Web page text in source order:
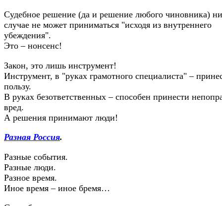
Судебное решение (да и решение любого чиновника)
случае не может приниматься "исходя из внутреннего
убеждения".
Это – нонсенс!
Закон, это лишь инструмент!
Инструмент, в "руках грамотного специалиста" –
пользу.
В руках безответственных – способен принести
вред.
А решения принимают люди!
Разная Россия.
Разные события.
Разные люди.
Разное время.
Иное время – иное бремя…